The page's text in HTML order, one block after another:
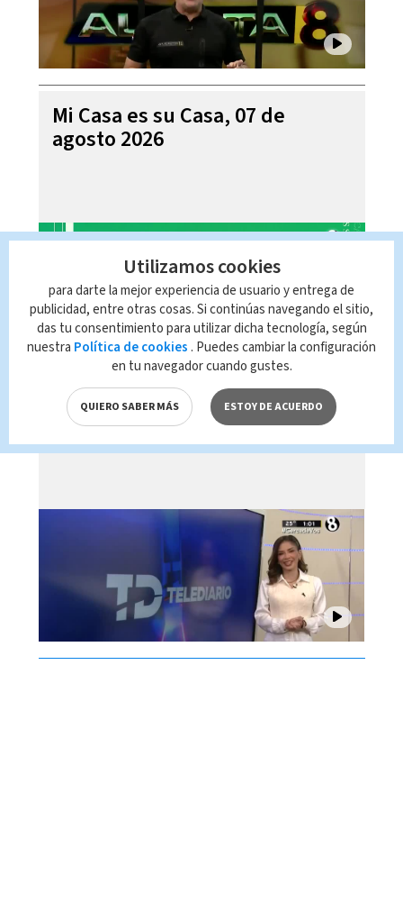
Mi Casa es su Casa, 07 de
agosto 2026
Telediario En Directo con Paula
Brenes, 07 de agosto 2026
Utilizamos cookies
para darte la mejor experiencia de usuario y entrega de
publicidad, entre otras cosas. Si continúas navegando el sitio,
das tu consentimiento para utilizar dicha tecnología, según
nuestra Política de cookies . Puedes cambiar la configuración
en tu navegador cuando gustes.
QUIERO SABER MÁS ESTOY DE ACUERDO